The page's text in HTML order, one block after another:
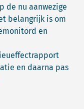
de nu aanwezige
belangrijk is om
en
en daarna pas